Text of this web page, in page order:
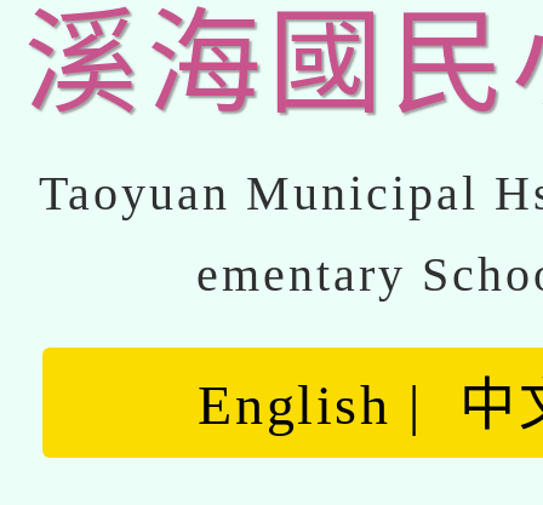
溪海國民
Taoyuan Municipal
ementary
English 中